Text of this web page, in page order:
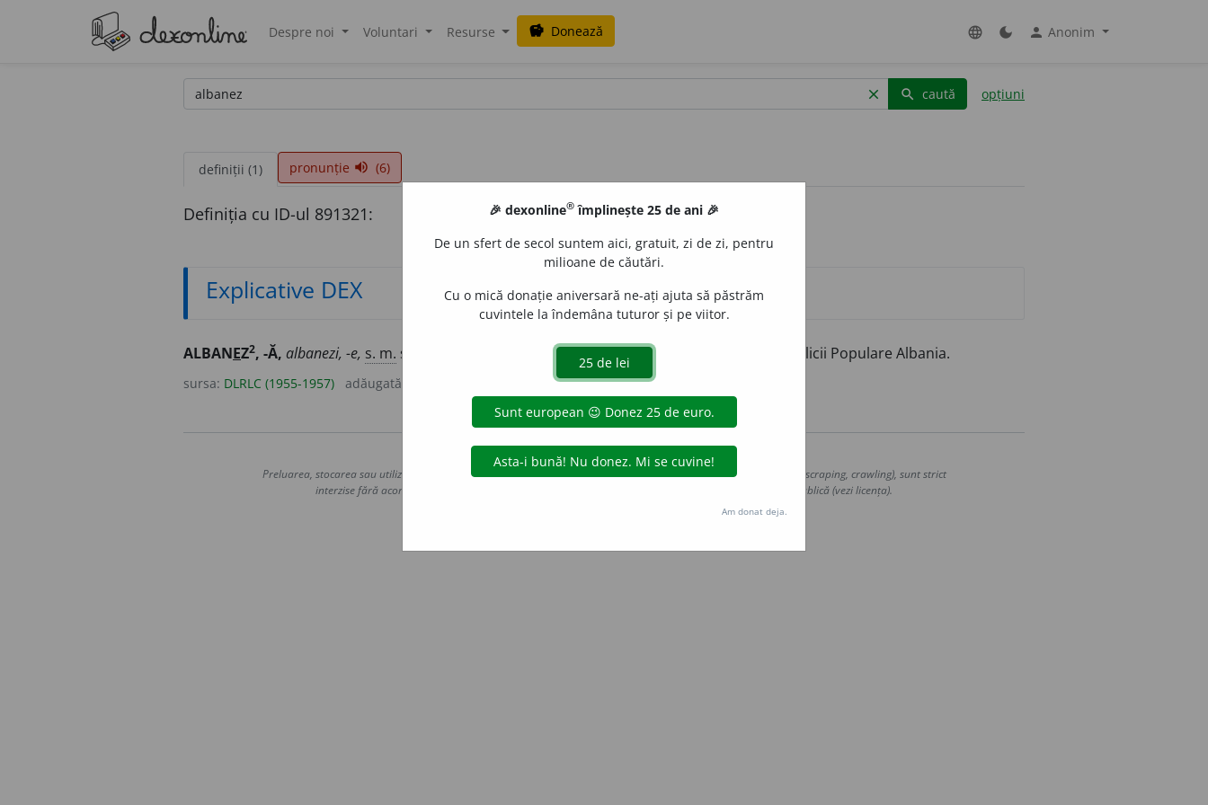
Despre noi Voluntari Resurse savings Donează language dark_mode person Anonim
clear search caută opțiuni
definiții (1) pronunție volume_up (6)
Definiția cu ID-ul 891321:
Explicative DEX
ALBANEZ2, -Ă, albanezi, -e, s. m. și Persoană care face parte din populația de bază a Republicii Populare Albania.
sursa: DLRLC (1955-1957) adăugată de
Copyright © 2004-2026 dexonline (https://dexonline.ro)
Preluarea, stocarea sau utilizarea datelor de pe acest site, inclusiv prin orice metode de extragere automată (web scraping, crawling), sunt strict
interzise fără acordul nostru prealabil scris, cu excepția seturilor de date oferite oficial spre utilizare publică (vezi licența).
Hosterion
🎉 dexonline® împlinește 25 de ani 🎉
De un sfert de secol suntem aici, gratuit, zi de zi, pentru
milioane de căutări.
Cu o mică donație aniversară ne-ați ajuta să păstrăm
cuvintele la îndemâna tuturor și pe viitor.
Am donat deja.